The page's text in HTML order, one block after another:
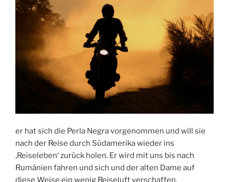
er hat sich die Perla Negra vorgenommen und will sie
nach der Reise durch Südamerika wieder ins
‚Reiseleben‘ zurück holen. Er wird mit uns bis nach
Rumänien fahren und sich und der alten Dame auf
diese Weise ein wenig Reiseluft verschaffen.